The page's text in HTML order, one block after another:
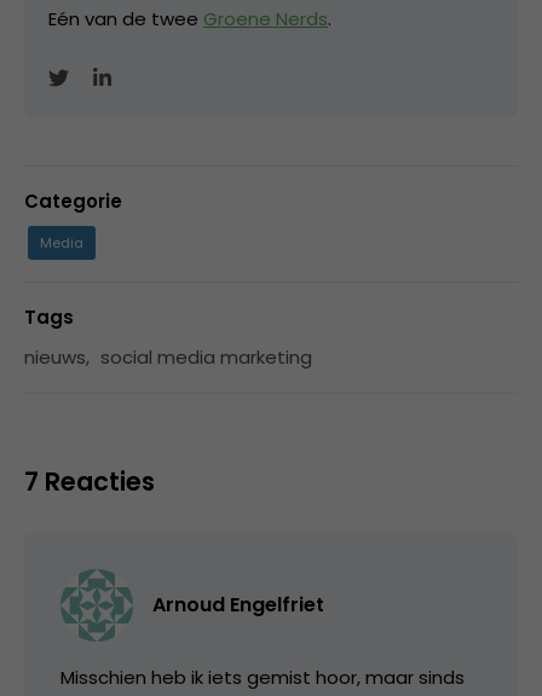
Eén van de twee Groene Nerds.
Categorie
Media
Tags
nieuws, social media marketing
7 Reacties
Arnoud Engelfriet
Misschien heb ik iets gemist hoor, maar sinds